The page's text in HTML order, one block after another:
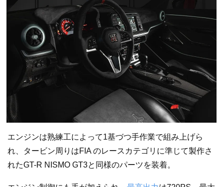
エンジンは熟練工によって1基づつ手作業で組み上げら
れ、タービン周りはFIA のレースカテゴリに準じて製作さ
れたGT-R NISMO GT3と同様のパーツを装着。